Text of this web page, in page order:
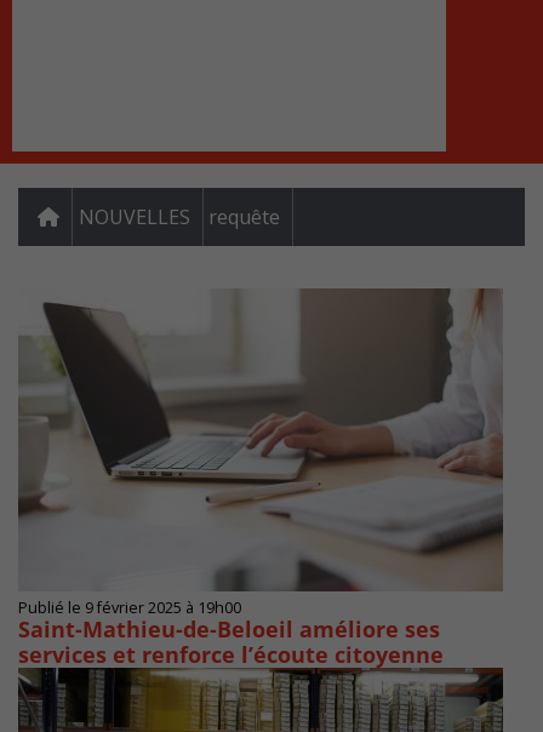
NOUVELLES requête
Publié le 9 février 2025 à 19h00
Saint-Mathieu-de-Beloeil améliore ses
services et renforce l’écoute citoyenne